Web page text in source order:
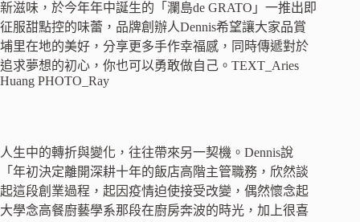
新滋味，於今年年中誕生的「瀾島de GRATO」一推出即
征服甜點控的味蕾，品牌創辦人Dennis希望讓大家品賞
埔里在地的美好，分享更多手作幸福感，同時傳遞對於
追求夢想的初心，你也可以勇敢做自己。TEXT_Aries
Huang PHOTO_Ray
人生中的轉折與變化，往往帶來另一契機。Dennis說
「年初決定離開深耕十年的飯店高階主管職務，欣然談
起這段創業過程，起因疫情迫使接受改變，偶然懷念起
大學念高餐廚藝學系那段在廚房奔波的時光，加上很喜